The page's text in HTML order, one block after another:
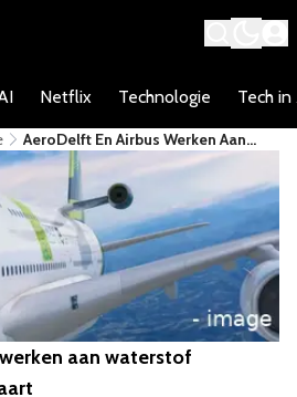
Netflix Technologie Tech in
AeroDelft En Airbus Werken Aan
Waterstof Aangedreven Luchtvaart
aan waterstof